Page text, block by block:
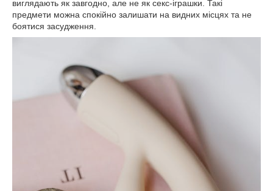
виглядають як завгодно, але не як секс-іграшки. Такі
предмети можна спокійно залишати на видних місцях та не
боятися засудження.